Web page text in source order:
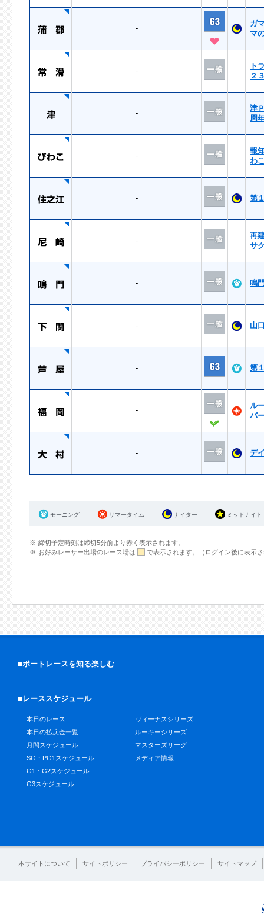
-
ガ
マ
-
ト
２
-
津
周
-
報
わ
- 第
-
再
サ
- 鳴
- 山
- 第
-
ル
パ
- デ
モーニング サマータイム ナイター ミッドナイト
締切予定時刻は締切5分前より赤く表示されます。
お好みレーサー出場のレース場は
で表示されます。（ログイン後に表示
■ボートレースを知る楽しむ
■レーススケジュール
本日のレース
本日の払戻金一覧
月間スケジュール
SG・PG1スケジュール
G1・G2スケジュール
G3スケジュール
ヴィーナスシリーズ
ルーキーシリーズ
マスターズリーグ
メディア情報
本サイトについて サイトポリシー プライバシーポリシー サイトマップ